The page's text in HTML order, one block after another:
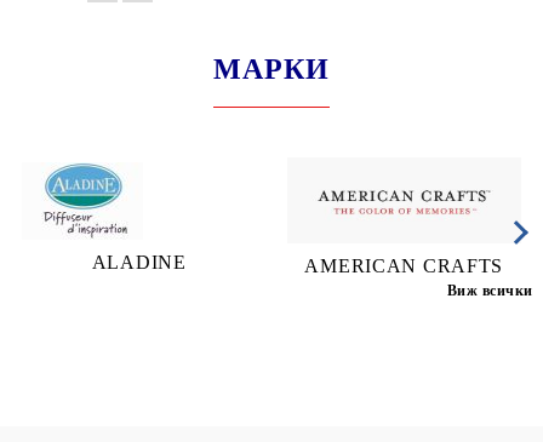
МАРКИ
ALADINE AMERICAN CRAFTS
Виж всички